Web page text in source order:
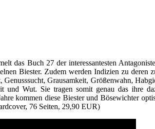
das Buch 27 der interessantesten
Biester. Zudem werden Indizien zu deren
Grausamkeit, Größenwahn,
Wut. Sie tragen somit genau das ihre
kommen diese Biester und Bösewichter
76 Seiten, 29,90 EUR)